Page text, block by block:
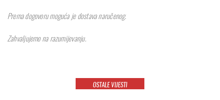
Prema dogovoru moguća je dostava naručenog.
Zahvaljujemo na razumijevanju.
OSTALE VIJESTI